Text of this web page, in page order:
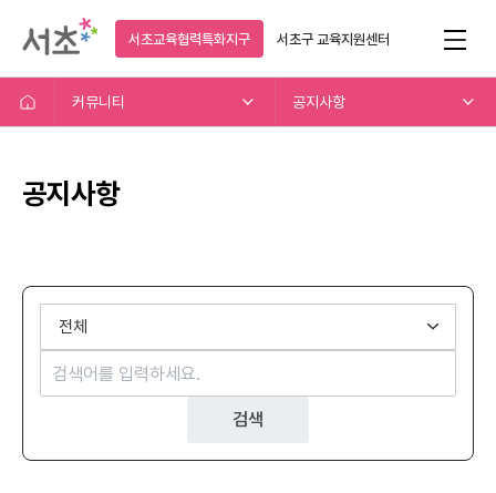
서초교육협력특화지구 서초구교육지원센터
커뮤니티 공지사항
공지사항
검색